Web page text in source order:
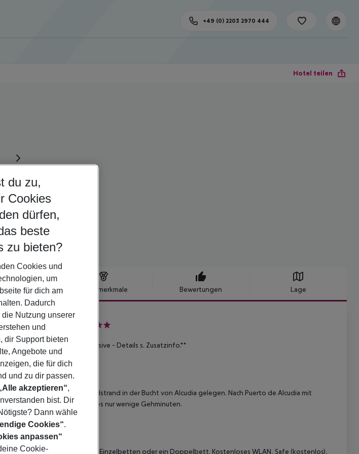
+49 (0) 2203 2970 444
Hotel teilen
Hotelmerkmale Bewertungen Lage
Mietwagen
**Mietwagen inklusive - Details s. Zusatzinfo.**
und flach abfallenden Sandstrand in der Bucht von Alcudia gelegen. Nach Puerto de Alcudia mit
und unzähligen Cafés sind es nur wenige Gehminuten.
SUPERIOR) verfügen über zwei Einzelbetten oder ein Doppelbett. Kostenloses WLAN, Safe (kostenlos),
du zu,
Cookies
dürfen,
beste
zu bieten?
Cookies und
um
für dich am
Dadurch
die Nutzung unserer
und
dir Support bieten
Angebote und
die für dich
und zu dir passen.
akzeptieren“,
bist. Dir
Dann wähle
Cookies“.
anpassen“
Cookie-